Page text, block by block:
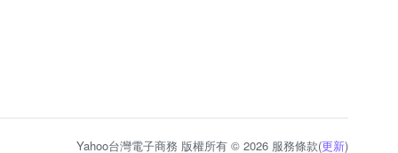
Yahoo台灣電子商務 版權所有 © 2026 服務條款(更新)